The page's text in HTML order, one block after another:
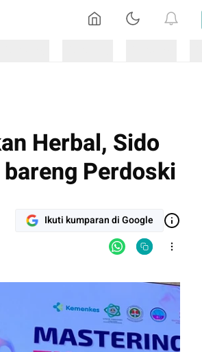
Herbal, Sido
Perdoski
Ikuti kumparan di Google